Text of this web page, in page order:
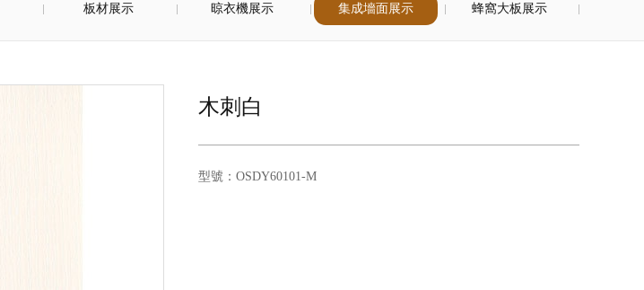
板材展示 晾衣機展示 集成墻面展示 蜂窩大板展示
木刺白
型號：OSDY60101-M